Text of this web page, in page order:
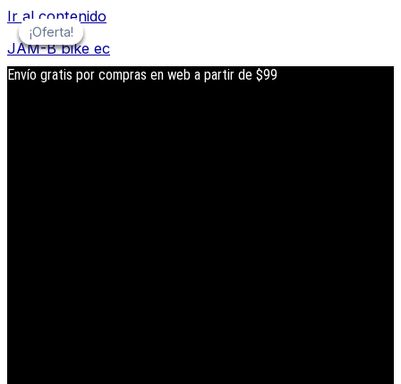
Ir al contenido
JAM-B bike ec
Envío gratis por compras en web a partir de $99
¡Oferta!
¡Oferta!
¡Oferta!
¡Oferta!